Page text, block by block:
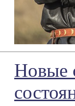
Новые